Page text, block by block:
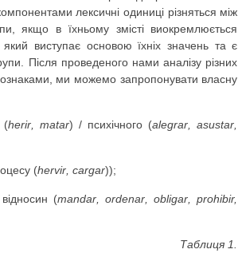
лексичні одиниці різняться між
якщо в їхньому змісті виокремлюється
виступає основою їхніх значень та є
Після проведеного нами аналізу різних
ми можемо запропонувати власну
(herir ,matar) / психічного (alegrar ,asustar
(hervir, cargar));
(mandar ,ordenar ,obligar ,prohibir,
Таблиця 1.